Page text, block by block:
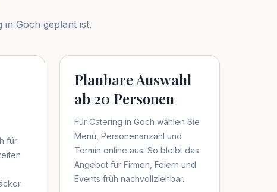
in Goch geplant ist.
für
Planbare Auswahl
ab 20 Personen
Für Catering in Goch wählen Sie
Menü, Personenanzahl und
Termin online aus. So bleibt das
Angebot für Firmen, Feiern und
Events früh nachvollziehbar.